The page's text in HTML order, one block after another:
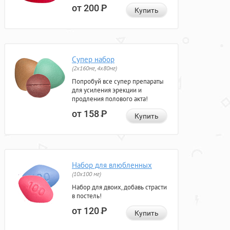
от 200Р Купить
Супер набор
(2х160мг, 4х80мг)
Попробуй все супер препараты
для усиления эрекции и
продления полового акта!
от 158Р Купить
Набор для влюбленных
(10х100 мг)
Набор для двоих, добавь страсти
в постель!
от 120Р Купить